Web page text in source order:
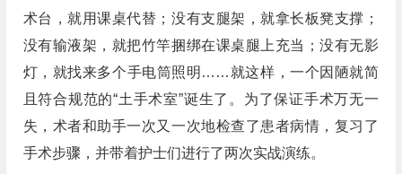
术台，就用课桌代替；没有支腿架，就拿长板凳支撑；
没有输液架，就把竹竿捆绑在课桌腿上充当；没有无影
灯，就找来多个手电筒照明……就这样，一个因陋就简
且符合规范的“土手术室”诞生了。为了保证手术万无一
失，术者和助手一次又一次地检查了患者病情，复习了
手术步骤，并带着护士们进行了两次实战演练。